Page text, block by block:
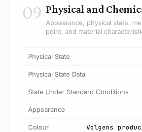
09 Physical and
Appearance, physical state,
point, and material
Physical State
Physical State Data
State Under Standard Conditions
Appearance
Colour Volgens